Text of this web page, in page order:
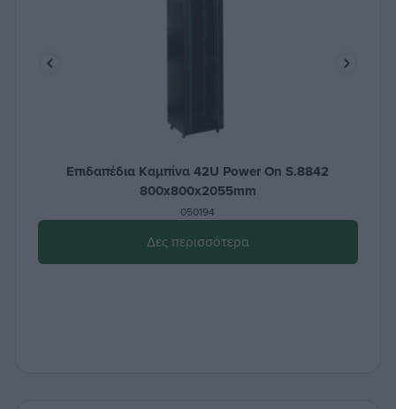
Επιδαπέδια Καμπίνα 42U Power On S.8842
800x800x2055mm
050194
Δες περισσότερα